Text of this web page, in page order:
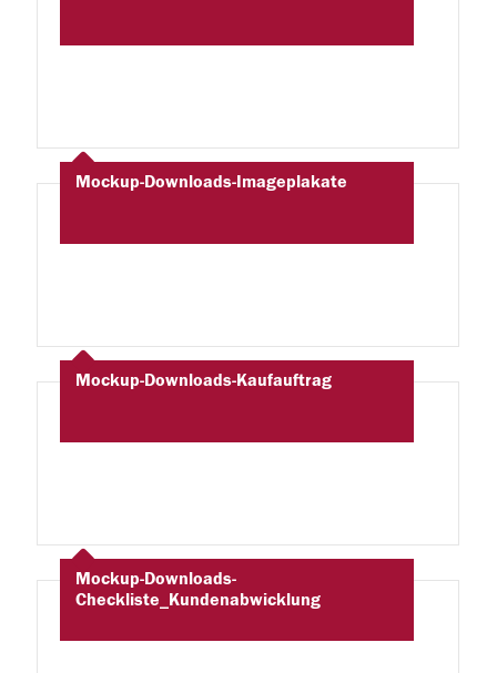
Mockup-Downloads-Imageplakate
Mockup-Downloads-Kaufauftrag
Mockup-Downloads-
Checkliste_Kundenabwicklung